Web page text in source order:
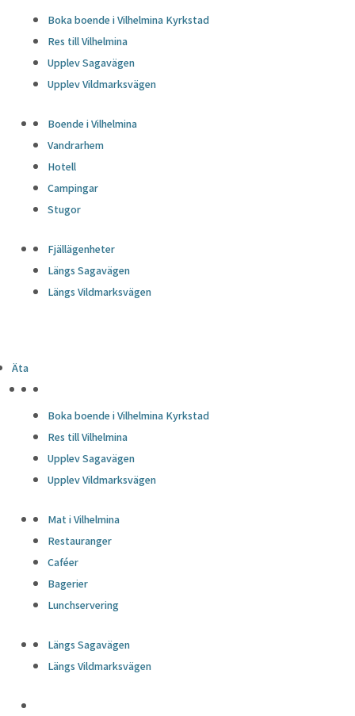
Boka boende i Vilhelmina Kyrkstad
Res till Vilhelmina
Upplev Sagavägen
Upplev Vildmarksvägen
Boende i Vilhelmina
Vandrarhem
Hotell
Campingar
Stugor
Fjällägenheter
Längs Sagavägen
Längs Vildmarksvägen
Äta
Boka boende i Vilhelmina Kyrkstad
Res till Vilhelmina
Upplev Sagavägen
Upplev Vildmarksvägen
Mat i Vilhelmina
Restauranger
Caféer
Bagerier
Lunchservering
Längs Sagavägen
Längs Vildmarksvägen